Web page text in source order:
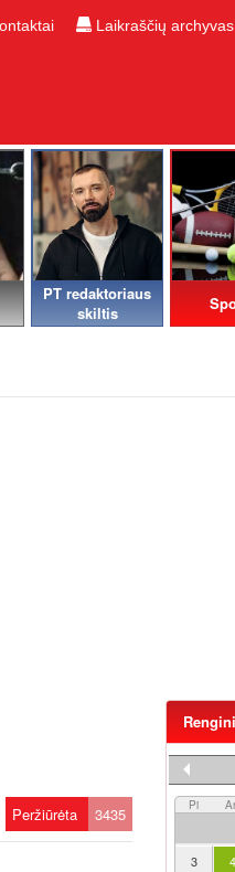
Laikraščių archyvas
PT redaktoriaus
skiltis
Peržiūrėta 3435 Pi
3
4